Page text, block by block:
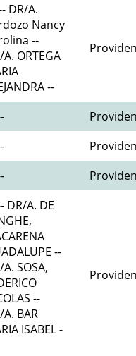
DR/A.
Nancy
--
A. ORTEGA
--
DR/A. DE
--
A. SOSA,
--
A. BAR
ISABEL -